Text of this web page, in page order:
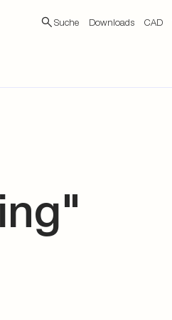
Suche Downloads CAD